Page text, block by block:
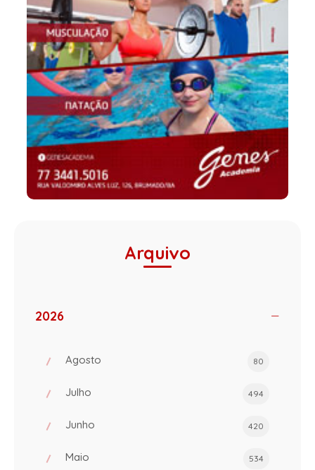
Arquivo
2026
Agosto 80
Julho 494
Junho 420
Maio 534